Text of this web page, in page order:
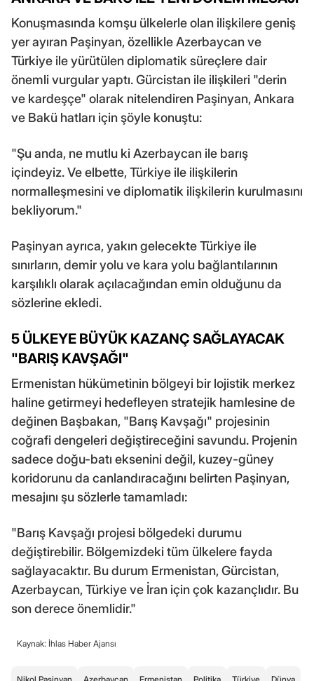
Konuşmasında komşu ülkelerle olan ilişkilere geniş
yer ayıran Paşinyan, özellikle Azerbaycan ve
Türkiye ile yürütülen diplomatik süreçlere dair
önemli vurgular yaptı. Gürcistan ile ilişkileri "derin
ve kardeşçe" olarak nitelendiren Paşinyan, Ankara
ve Bakü hatları için şöyle konuştu:
"Şu anda, ne mutlu ki Azerbaycan ile barış
içindeyiz. Ve elbette, Türkiye ile ilişkilerin
normalleşmesini ve diplomatik ilişkilerin kurulmasını
bekliyorum."
Paşinyan ayrıca, yakın gelecekte Türkiye ile
sınırların, demir yolu ve kara yolu bağlantılarının
karşılıklı olarak açılacağından emin olduğunu da
sözlerine ekledi.
5 ÜLKEYE BÜYÜK KAZANÇ SAĞLAYACAK
"BARIŞ KAVŞAĞI"
Ermenistan hükümetinin bölgeyi bir lojistik merkez
haline getirmeyi hedefleyen stratejik hamlesine de
değinen Başbakan, "Barış Kavşağı" projesinin
coğrafi dengeleri değiştireceğini savundu. Projenin
sadece doğu-batı eksenini değil, kuzey-güney
koridorunu da canlandıracağını belirten Paşinyan,
mesajını şu sözlerle tamamladı:
"Barış Kavşağı projesi bölgedeki durumu
değiştirebilir. Bölgemizdeki tüm ülkelere fayda
sağlayacaktır. Bu durum Ermenistan, Gürcistan,
Azerbaycan, Türkiye ve İran için çok kazançlıdır. Bu
son derece önemlidir."
Kaynak: İhlas Haber Ajansı